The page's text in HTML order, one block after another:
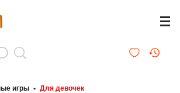
игры • Для девочек